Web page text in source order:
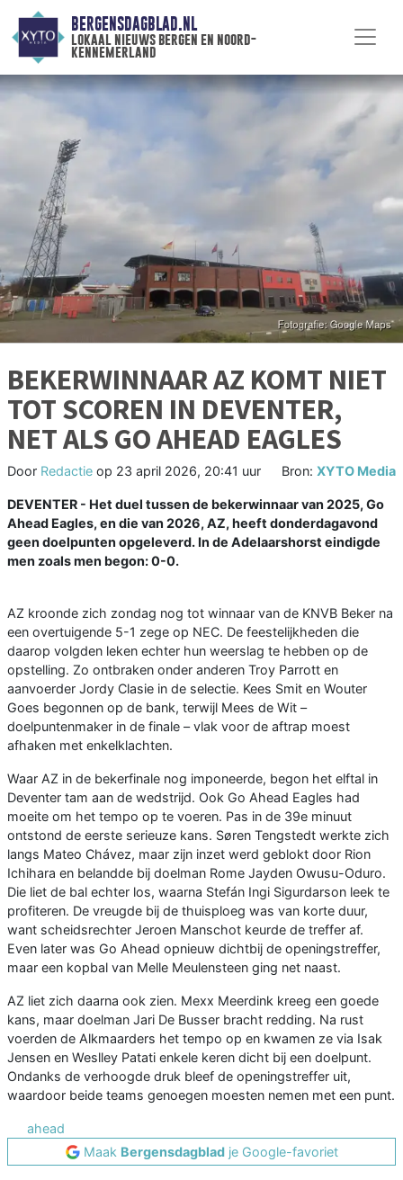
BERGENSDAGBLAD.NL
lokaal nieuws bergen en noord-
kennemerland
BEKERWINNAAR AZ KOMT NIET
TOT SCOREN IN DEVENTER,
NET ALS GO AHEAD EAGLES
Door Redactie op 23 april 2026, 20:41 uur Bron: XYTO Media
DEVENTER - Het duel tussen de bekerwinnaar van 2025, Go
Ahead Eagles, en die van 2026, AZ, heeft donderdagavond
geen doelpunten opgeleverd. In de Adelaarshorst eindigde
men zoals men begon: 0-0.
AZ kroonde zich zondag nog tot winnaar van de KNVB Beker na
een overtuigende 5-1 zege op NEC. De feestelijkheden die
daarop volgden leken echter hun weerslag te hebben op de
opstelling. Zo ontbraken onder anderen Troy Parrott en
aanvoerder Jordy Clasie in de selectie. Kees Smit en Wouter
Goes begonnen op de bank, terwijl Mees de Wit –
doelpuntenmaker in de finale – vlak voor de aftrap moest
afhaken met enkelklachten.
Waar AZ in de bekerfinale nog imponeerde, begon het elftal in
Deventer tam aan de wedstrijd. Ook Go Ahead Eagles had
moeite om het tempo op te voeren. Pas in de 39e minuut
ontstond de eerste serieuze kans. Søren Tengstedt werkte zich
langs Mateo Chávez, maar zijn inzet werd geblokt door Rion
Ichihara en belandde bij doelman Rome Jayden Owusu-Oduro.
Die liet de bal echter los, waarna Stefán Ingi Sigurdarson leek te
profiteren. De vreugde bij de thuisploeg was van korte duur,
want scheidsrechter Jeroen Manschot keurde de treffer af.
Even later was Go Ahead opnieuw dichtbij de openingstreffer,
maar een kopbal van Melle Meulensteen ging net naast.
AZ liet zich daarna ook zien. Mexx Meerdink kreeg een goede
kans, maar doelman Jari De Busser bracht redding. Na rust
voerden de Alkmaarders het tempo op en kwamen ze via Isak
Jensen en Weslley Patati enkele keren dicht bij een doelpunt.
Ondanks de verhoogde druk bleef de openingstreffer uit,
waardoor beide teams genoegen moesten nemen met een punt.
ahead
Maak Bergensdagbladje Google-favoriet